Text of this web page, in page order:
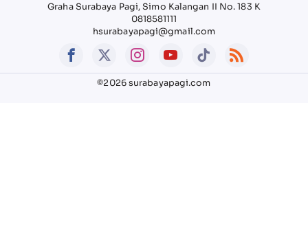
Graha Surabaya Pagi, Simo Kalangan II No. 183 K
0818581111
hsurabayapagi@gmail.com
©2026 surabayapagi.com